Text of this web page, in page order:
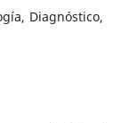
Diagnóstico,